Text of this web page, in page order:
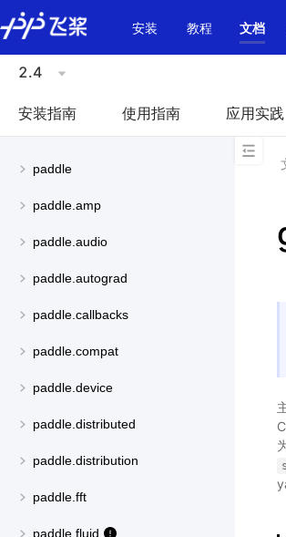
\u200E
安装
教程 文档
2.4
安装指南 使用指南 应用实践
paddle
paddle.amp
paddle.audio
paddle.autograd
paddle.callbacks
paddle.compat
paddle.device
paddle.distributed
paddle.distribution
paddle.fft
paddle.fluid